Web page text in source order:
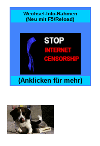
Wechsel-Info-Rahmen
(Neu mit F5/Reload)
(Anklicken für mehr)